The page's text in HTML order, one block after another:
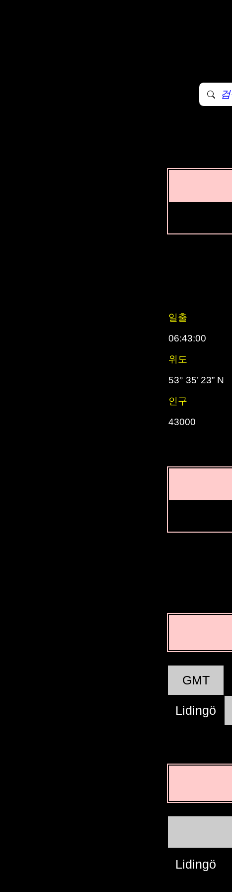
일출
06:43:00
위도
53° 35’ 23” N
인구
43000
GMT
Lidingö
Lidingö